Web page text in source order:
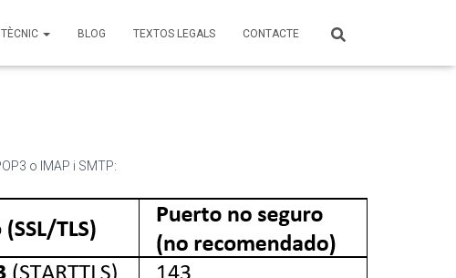
BLOG TEXTOS LEGALS CONTACTE
o IMAP i SMTP: